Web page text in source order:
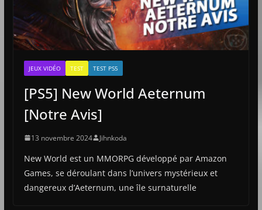
JEUX VIDÉO TEST TEST PS5
[PS5] New World Aeternum
[Notre Avis]
13 novembre 2024 Jihnkoda
New World est un MMORPG développé par Amazon
Games, se déroulant dans l’univers mystérieux et
dangereux d’Aeternum, une île surnaturelle